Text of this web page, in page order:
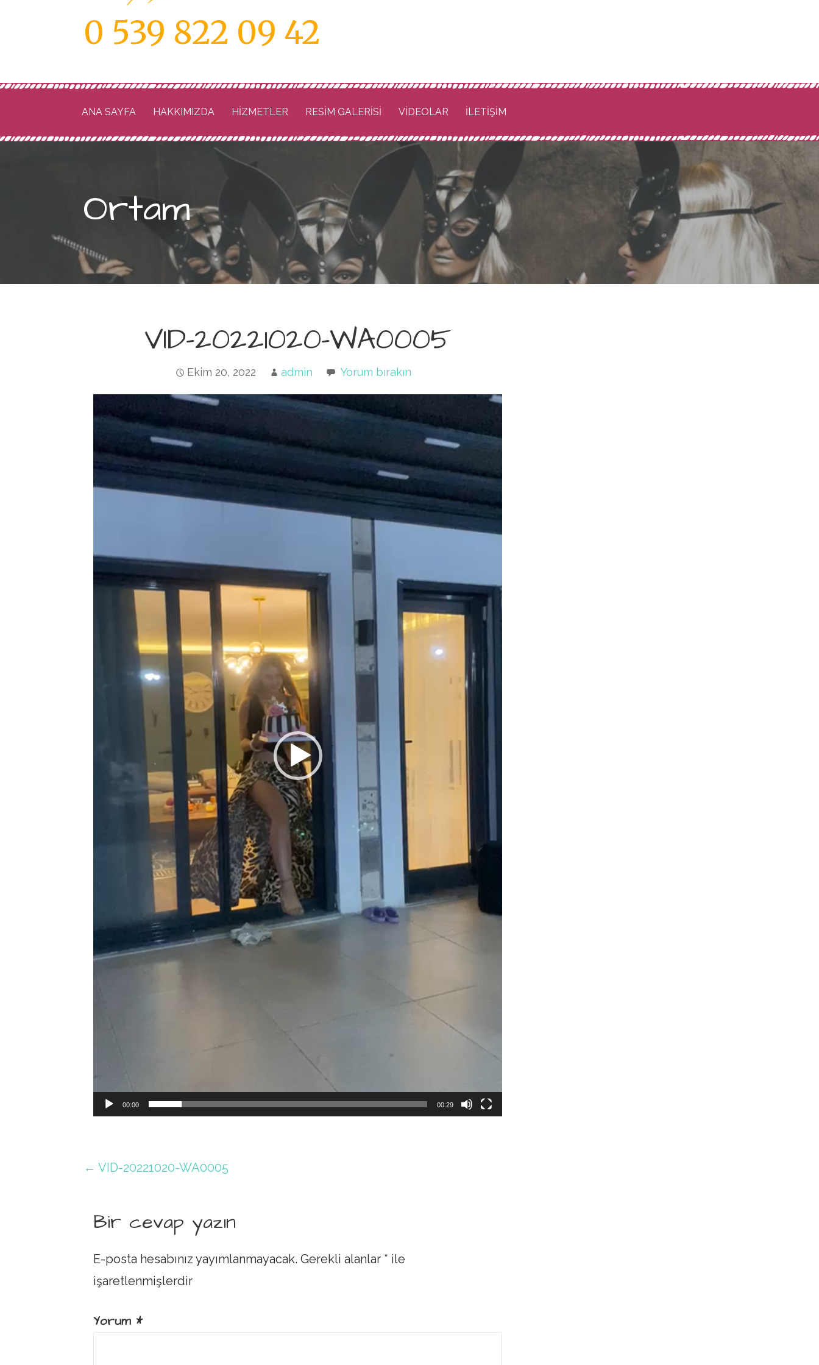
0 539 822 09 42
ANA SAYFA HAKKIMIZDA HIZMETLER RESİM GALERİSİ VIDEOLAR İLETİŞİM
Ortam
VID-20221020-WA0005
Ekim 20, 2022 admin Yorum bırakın
oynatıcı
00:00 00:29
Yazı
dolaşımı
← VID-20221020-WA0005
Bir cevap yazın
E-posta hesabınız yayımlanmayacak. Gerekli alanlar * ile
işaretlenmişlerdir
Yorum *